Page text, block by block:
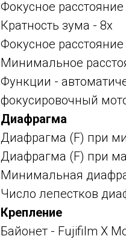
Фокусное
Кратность зума - 8x
Фокусное
Минимальное
Функции -
фокусировочный
Диафрагма
Диафрагма (F) при
Диафрагма (F) при
Минимальная
Число лепестков
Крепление
Байонет - Fujifilm X